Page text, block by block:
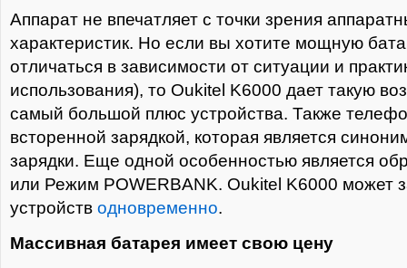
Аппарат не впечатляет с точки зрения
характеристик. Но если вы хотите мощную
отличаться в зависимости от ситуации и
использования), то Oukitel K6000 дает такую
самый большой плюс устройства. Также
всторенной зарядкой, которая является
зарядки. Еще одной особенностью является
или Режим POWERBANK. Oukitel K6000 может
устройств одновременно.
Массивная батарея имеет свою цену